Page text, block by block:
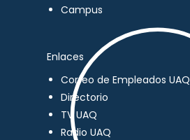
Campus
Enlaces
Correo de Empleados UAQ
Directorio
TV UAQ
Radio UAQ